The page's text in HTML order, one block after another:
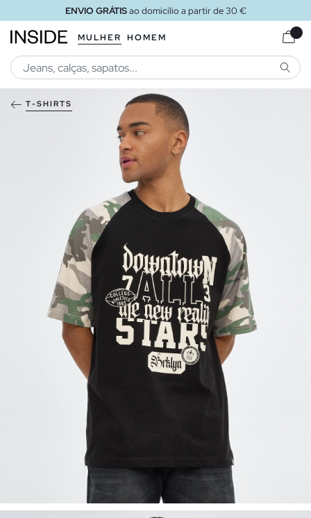
ENVIO GRÁTISao domicílio a partir de 30 €
MULHER HOMEM
T-SHIRTS